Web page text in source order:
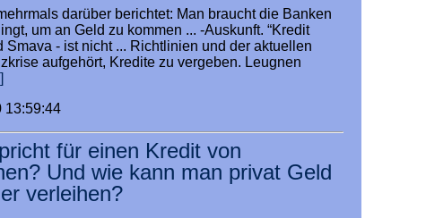
darüber berichtet: Man braucht die Banken
um an Geld zu kommen ... -Auskunft. “Kredit
Smava - ist nicht ... Richtlinien und der aktuellen
aufgehört, Kredite zu vergeben. Leugnen
13:59:44
für einen Kredit von
Und wie kann man privat Geld
verleihen?